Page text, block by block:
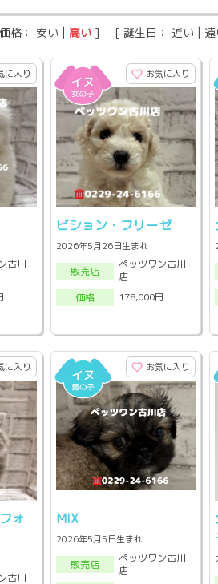
： 安い | 高い ] [ 誕生日： 近い |
に入り
古川
お気に入り
ビション・フリーゼ
2026年5月26日生まれ
販売店
ペッツワン古川
店
価格
178,000円
に入り
ォ
古川
お気に入り
MIX
2026年5月5日生まれ
販売店
ペッツワン古川
店